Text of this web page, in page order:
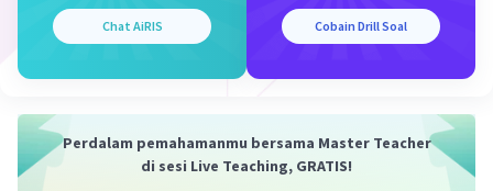
yang berbeda kita dapat memilih 3 guci dari 12.
Menggunakan rumus yang sama, kita mendapatkan:
Akhirnya, kita dapat menghitung probabilitas dengan
membagi jumlah cara yang kita pilih 2 guci rusak dengan
jumlah total cara kita dapat memilih 3 guci:
Chat AiRIS Cobain Drill Soal
Perdalam pemahamanmu bersama Master Teacher
di sesi Live Teaching, GRATIS!